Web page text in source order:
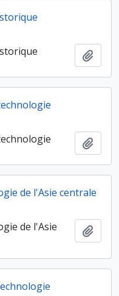
de l'Asie centrale
de l'Asie